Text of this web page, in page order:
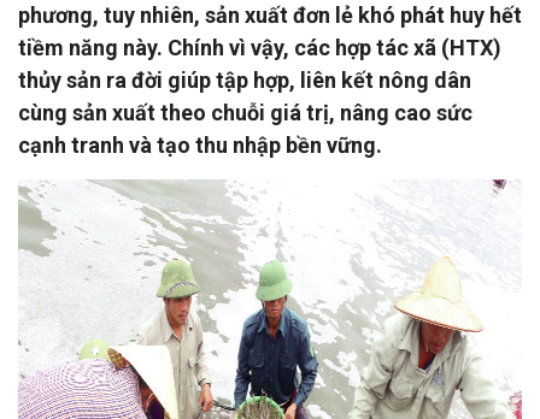
phương, tuy nhiên, sản xuất đơn lẻ khó phát huy hết
tiềm năng này. Chính vì vậy, các hợp tác xã (HTX)
thủy sản ra đời giúp tập hợp, liên kết nông dân
cùng sản xuất theo chuỗi giá trị, nâng cao sức
cạnh tranh và tạo thu nhập bền vững.